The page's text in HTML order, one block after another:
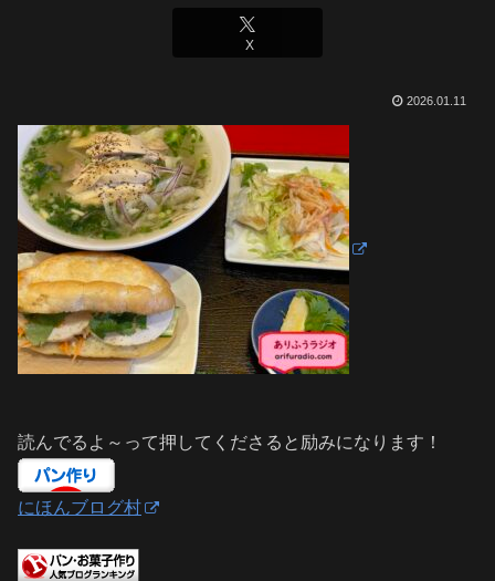
X
2026.01.11
読んでるよ～って押してくださると励みになります！
にほんブログ村